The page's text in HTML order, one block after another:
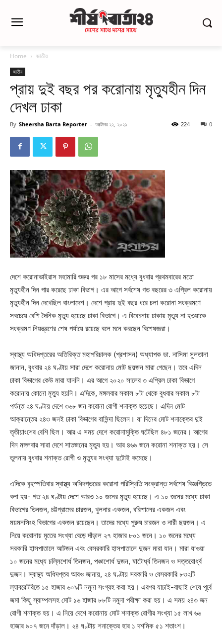
Home জাতীয়
জাতীয়
প্রায় দুই বছর পর করোনায় মৃত্যুহীন দিন
দেখল ঢাকা
By Sheersha Barta Reporter - অক্টোবর ২২, ২০২১ 0
224
দেশে করোনাভাইরাস মহামারি শুরুর পর ১৮ মাসের মধ্যে বুধবার প্রথমবারের মতো
মৃত্যুহীন দিন পার করেছে ঢাকা বিভাগ। এর আগে সর্বশেষ গত বছরের ৩ এপ্রিল করোনায়
মৃত্যুহীন দিন দেখেছিল বাংলাদেশ। দেশে প্রায় দুই বছর ধরে চলা করোনা সংক্রমণে
সবচেয়ে বেশি দৈনিক মৃত্যু হয়েছে ঢাকা বিভাগে। এ বিবেচনায় ঢাকায় মৃত্যু না হওয়াকে
সংক্রমণ নিয়ন্ত্রণের শেষ পর্যায়ে রয়েছে বলে মনে করছেন বিশেষজ্ঞরা।
স্বাস্থ্য অধিদপ্তরের অতিরিক্ত মহাপরিচালক (প্রশাসন) অধ্যাপক ডা. নাসিমা সুলতানা
জানান, বুধবার ২৪ ঘণ্টায় সারা দেশে করোনায় মোট ছয়জন মারা গেছেন। তবে এদিন
ঢাকা বিভাগের কেউ মারা যাননি। এর আগে ২০২০ সালের ৩ এপ্রিল ঢাকা বিভাগে
করোনায় কোনো মৃত্যু হয়নি। এদিকে, মঙ্গলবার সকাল ৮টা থেকে বুধবার সকাল ৮টা
পর্যন্ত ২৪ ঘণ্টায় দেশে ৩৬৮ জন করোনা রোগী শনাক্ত হয়েছে। এদিন মোট
আক্রান্তের ২৪৩ জনই ঢাকা বিভাগের বাসিন্দা ছিলেন। যা দিনের মোট শনাক্তের দুই
তৃতীয়াংশের বেশি ছিল। আর এ সময় দেশে করোনামুক্তি ঘটেছিল ৪৮১ জনের। আগের
দিন মঙ্গলবার সারা দেশে সাতজনের মৃত্যু হয়। আর ৪৬৯ জনে করোনা শনাক্ত হয়। সে
তুলনায় বুধবার শনাক্ত রোগী ও মৃত্যুর সংখ্যা দুটোই কমেছে।
এদিকে বৃহস্পতিবার স্বাস্থ্য অধিদপ্তরের করোনা পরিস্থিতি সংক্রান্ত সর্বশেষ বিজ্ঞপ্তিতে
বলা হয়- গত ২৪ ঘণ্টায় দেশে আরও ১০ জনের মৃত্যু হয়েছে। এ ১০ জনের মধ্যে ঢাকা
বিভাগের তিনজন, চট্টগ্রামের চারজন, খুলনার একজন, বরিশালের একজন এবং
ময়মনসিংহ বিভাগের একজন রয়েছেন। তাদের মধ্যে পুরুষ চারজন ও নারী ছয়জন। এ
নিয়ে করোনায় মৃতের সংখ্যা বেড়ে দাঁড়াল ২৭ হাজার ৮০১ জনে। ১০ জনের মধ্যে
সরকারি হাসপাতালে আটজন এবং বেসরকারি হাসপাতালে দুজন মারা যান। মারা যাওয়া
১০ জনের মধ্যে চল্লিশোর্ধ তিনজন, পঞ্চাশোর্ধ দুজন, ষাটোর্ধ্ব তিনজন ও সত্তরোর্ধ্ব
দুজন। স্বাস্থ্য অধিদপ্তর আরও জানায়, ২৪ ঘণ্টায় সরকারি ও বেসরকারি ৮৩২টি
ল্যাবরেটরিতে ১৫ হাজার ৬০৯টি নমুনা সংগ্রহ করা হয়। এরপর যাচাই-বাছাই শেষে পূর্বে
জমা কিছু স্যাম্পলসহ মোট ১৬ হাজার ৮৮টি নমুনা পরীক্ষা করা হয়। এ সময় ২৪৩ জন
রোগী শনাক্ত হয়। এ নিয়ে দেশে করোনায় মোট শনাক্ত রোগীর সংখ্যা ১৫ লাখ ৬৬
হাজার ৯০৭ জনে দাঁড়াল। ২৪ ঘণ্টায় শনাক্তের হার ১ দশমিক ৫১ শতাংশ।